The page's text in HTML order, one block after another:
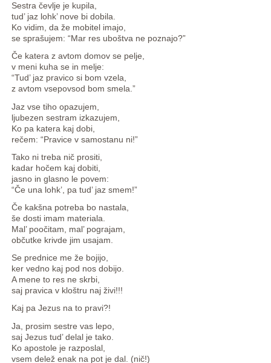
Sestra čevlje je kupila,
tud’ jaz lohk’ nove bi dobila.
Ko vidim, da že mobitel imajo,
se sprašujem: “Mar res uboštva ne poznajo?”
Če katera z avtom domov se pelje,
v meni kuha se in melje:
“Tud’ jaz pravico si bom vzela,
z avtom vsepovsod bom smela.”
Jaz vse tiho opazujem,
ljubezen sestram izkazujem,
Ko pa katera kaj dobi,
rečem: “Pravice v samostanu ni!”
Tako ni treba nič prositi,
kadar hočem kaj dobiti,
jasno in glasno le povem:
“Če una lohk’, pa tud’ jaz smem!”
Če kakšna potreba bo nastala,
še dosti imam materiala.
Mal’ poočitam, mal’ pograjam,
občutke krivde jim usajam.
Se prednice me že bojijo,
ker vedno kaj pod nos dobijo.
A mene to res ne skrbi,
saj pravica v kloštru naj živi!!!
Kaj pa Jezus na to pravi?!
Ja, prosim sestre vas lepo,
saj Jezus tud’ delal je tako.
Ko apostole je razposlal,
vsem delež enak na pot je dal. (nič!)